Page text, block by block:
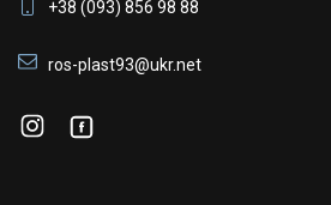
+38 (093) 856 98 88
ros-plast93@ukr.net